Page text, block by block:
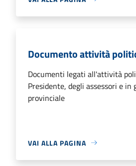
Documento attività
Documenti legati all'attività
Presidente, degli assessori e in
provinciale
VAI ALLA PAGINA